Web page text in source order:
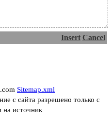
Insert Cancel
Sitemap.xml
с сайта разрешено только с
на источник